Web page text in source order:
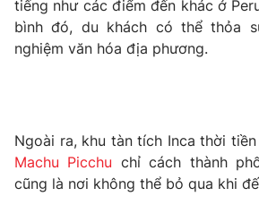
Ðiện thoại Thời báo VTV:024.66 897 897
Email:toasoan@vtv.vn
Liên hệ quảng cáo: 024-7300.7108
tiếng như các điểm đến khác ở
bình đó, du khách có thể thỏa
nghiệm văn hóa địa phương.
Ngoài ra, khu tàn tích Inca thời
Machu Picchu chỉ cách thành
cũng là nơi không thể bỏ qua khi